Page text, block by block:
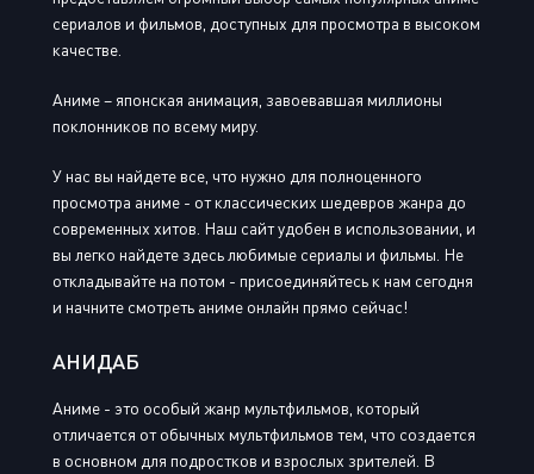
сериалов и фильмов, доступных для просмотра в высоком
качестве.
Аниме – японская анимация, завоевавшая миллионы
поклонников по всему миру.
У нас вы найдете все, что нужно для полноценного
просмотра аниме - от классических шедевров жанра до
современных хитов. Наш сайт удобен в использовании, и
вы легко найдете здесь любимые сериалы и фильмы. Не
откладывайте на потом - присоединяйтесь к нам сегодня
и начните смотреть аниме онлайн прямо сейчас!
АНИДАБ
Аниме - это особый жанр мультфильмов, который
отличается от обычных мультфильмов тем, что создается
в основном для подростков и взрослых зрителей. В